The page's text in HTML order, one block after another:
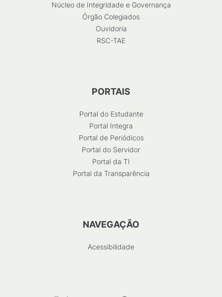
Núcleo de Integridade e Governança
Órgão Colegiados
Ouvidoria
RSC-TAE
PORTAIS
Portal do Estudante
Portal Integra
Portal de Periódicos
Portal do Servidor
Portal da TI
Portal da Transparência
NAVEGAÇÃO
Acessibilidade